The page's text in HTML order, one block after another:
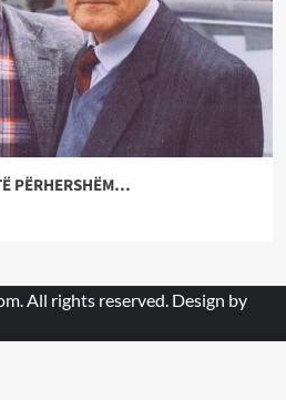
PËRHERSHËM…
. All rights reserved. Design by